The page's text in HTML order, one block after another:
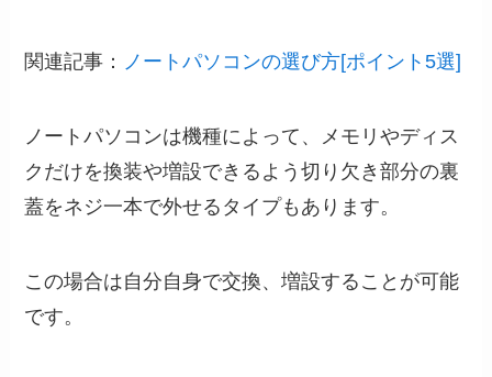
関連記事： ノートパソコンの選び方[ポイント5選]
ノートパソコンは機種によって、メモリやディス
クだけを換装や増設できるよう切り欠き部分の裏
蓋をネジ一本で外せるタイプもあります。
この場合は自分自身で交換、増設することが可能
です。